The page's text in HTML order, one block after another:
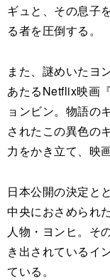
ギュと、その息子
る者を圧倒する。
また、謎めいたヨ
あたるNetflix映画
ョンビン。物語の
されたこの異色の
力をかき立て、映
日本公開の決定と
中央におさめられ
人物・ヨンヒ。そ
き出されているイ
ている。